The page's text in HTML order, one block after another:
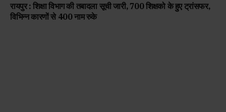
रायपुर : शिक्षा विभाग की तबादला सूची जारी, 700 शिक्षको के हुए ट्रांसफर,
विभिन्न कारणों से 400 नाम रुके